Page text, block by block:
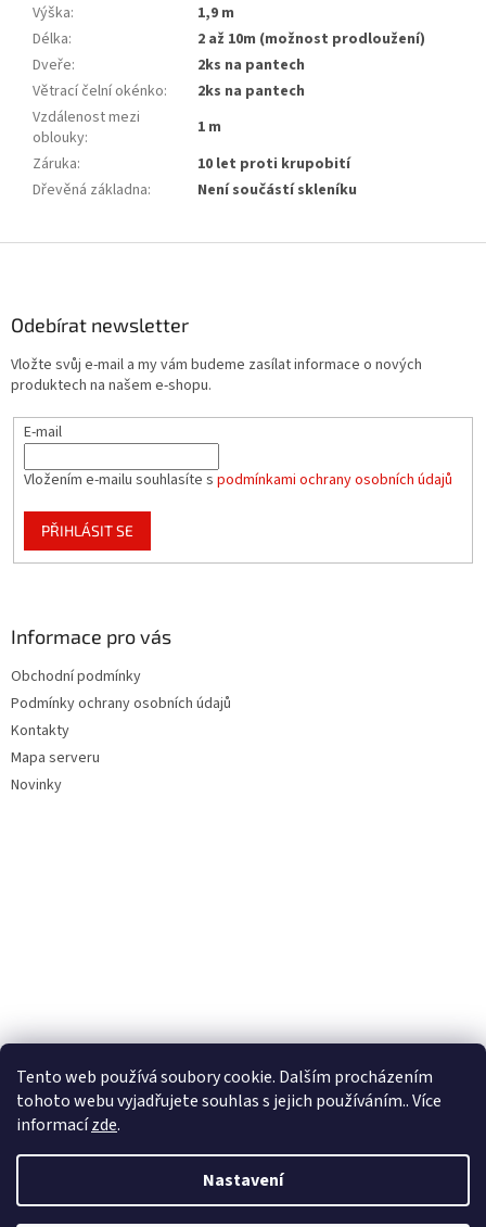
Tento web používá soubory cookie. Dalším procházením
tohoto webu vyjadřujete souhlas s jejich používáním.. Více
informacízde.
Nastavení
Výška:
1,9 m
Délka:
2 až 10m (možnost prodloužení)
Dveře:
2ks na pantech
Větrací čelní okénko:
2ks na pantech
Vzdálenost mezi
oblouky:
1 m
Záruka:
10 let proti krupobití
Dřevěná základna: Není součástí skleníku
Odebírat newsletter
Vložte svůj e-mail a my vám budeme zasílat informace o nových
produktech na našem e-shopu.
E-mail
Vložením e-mailu souhlasíte s podmínkami ochrany osobních údajů
PŘIHLÁSIT SE
Informace pro vás
Obchodní podmínky
Podmínky ochrany osobních údajů
Kontakty
Mapa serveru
Novinky
Vytvořil Shoptet